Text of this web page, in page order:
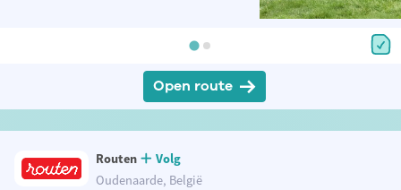
Open route
Routen
Volg
Oudenaarde, België